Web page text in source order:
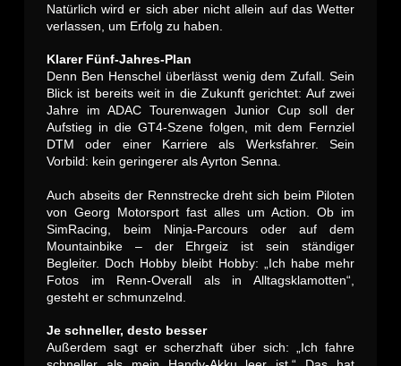
Natürlich wird er sich aber nicht allein auf das Wetter
verlassen, um Erfolg zu haben.
Klarer Fünf-Jahres-Plan
Denn Ben Henschel überlässt wenig dem Zufall. Sein
Blick ist bereits weit in die Zukunft gerichtet: Auf zwei
Jahre im ADAC Tourenwagen Junior Cup soll der
Aufstieg in die GT4-Szene folgen, mit dem Fernziel
DTM oder einer Karriere als Werksfahrer. Sein
Vorbild: kein geringerer als Ayrton Senna.
Auch abseits der Rennstrecke dreht sich beim Piloten
von Georg Motorsport fast alles um Action. Ob im
SimRacing, beim Ninja-Parcours oder auf dem
Mountainbike – der Ehrgeiz ist sein ständiger
Begleiter. Doch Hobby bleibt Hobby: „Ich habe mehr
Fotos im Renn-Overall als in Alltagsklamotten“,
gesteht er schmunzelnd.
Je schneller, desto besser
Außerdem sagt er scherzhaft über sich: „Ich fahre